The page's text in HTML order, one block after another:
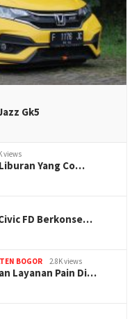
Gk5
views
Yang Co…
FD Berkonse…
BOGOR 2.8K views
Layanan Pain Di…